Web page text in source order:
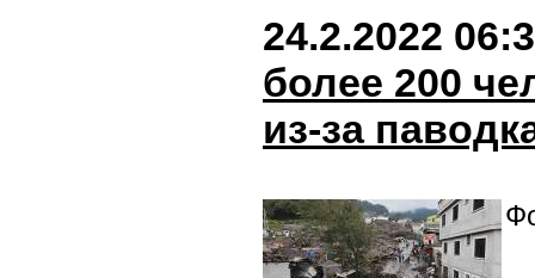
24.2.2022
более 200
из-за